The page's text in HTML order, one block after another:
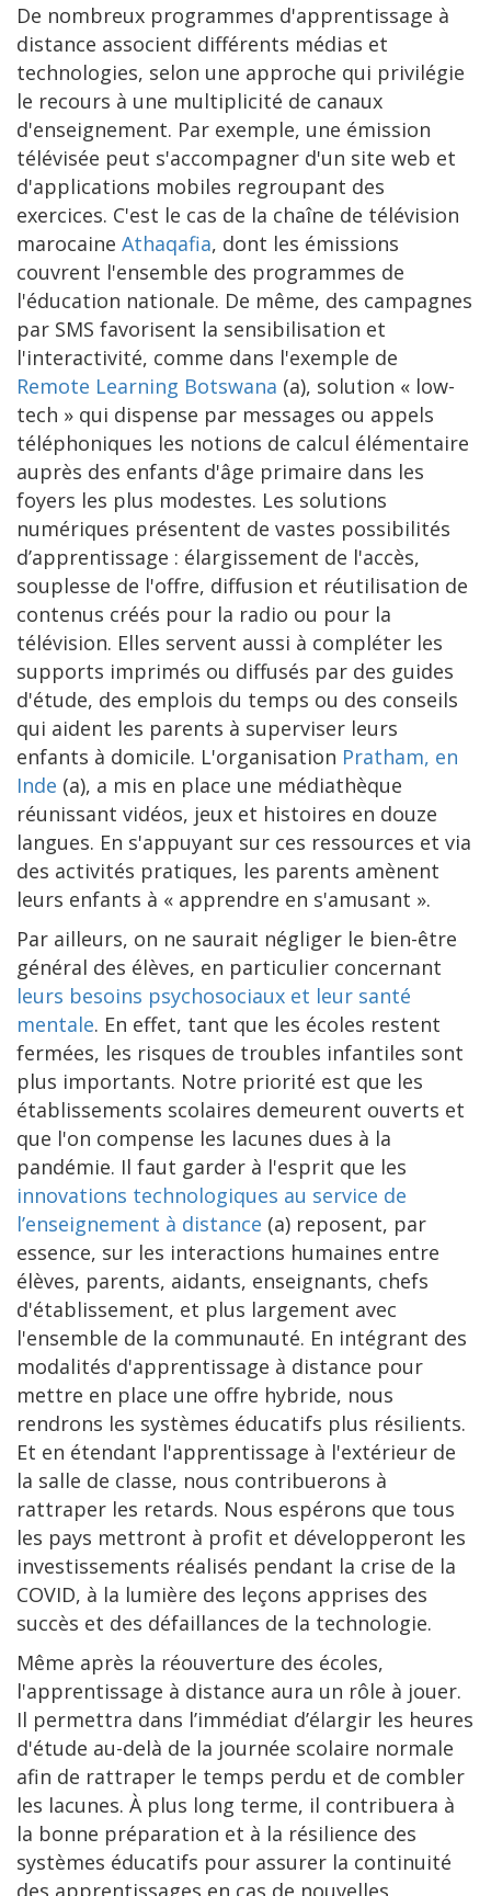
De nombreux programmes d'apprentissage à
distance associent différents médias et
technologies, selon une approche qui privilégie
le recours à une multiplicité de canaux
d'enseignement. Par exemple, une émission
télévisée peut s'accompagner d'un site web et
d'applications mobiles regroupant des
exercices. C'est le cas de la chaîne de télévision
marocaine Athaqafia, dont les émissions
couvrent l'ensemble des programmes de
l'éducation nationale. De même, des campagnes
par SMS favorisent la sensibilisation et
l'interactivité, comme dans l'exemple de
Remote Learning Botswana (a), solution « low-
tech » qui dispense par messages ou appels
téléphoniques les notions de calcul élémentaire
auprès des enfants d'âge primaire dans les
foyers les plus modestes. Les solutions
numériques présentent de vastes possibilités
d’apprentissage : élargissement de l'accès,
souplesse de l'offre, diffusion et réutilisation de
contenus créés pour la radio ou pour la
télévision. Elles servent aussi à compléter les
supports imprimés ou diffusés par des guides
d'étude, des emplois du temps ou des conseils
qui aident les parents à superviser leurs
enfants à domicile. L'organisation Pratham, en
Inde (a), a mis en place une médiathèque
réunissant vidéos, jeux et histoires en douze
langues. En s'appuyant sur ces ressources et via
des activités pratiques, les parents amènent
leurs enfants à « apprendre en s'amusant ».
Par ailleurs, on ne saurait négliger le bien-être
général des élèves, en particulier concernant
leurs besoins psychosociaux et leur santé
mentale. En effet, tant que les écoles restent
fermées, les risques de troubles infantiles sont
plus importants. Notre priorité est que les
établissements scolaires demeurent ouverts et
que l'on compense les lacunes dues à la
pandémie. Il faut garder à l'esprit que les
innovations technologiques au service de
l’enseignement à distance (a) reposent, par
essence, sur les interactions humaines entre
élèves, parents, aidants, enseignants, chefs
d'établissement, et plus largement avec
l'ensemble de la communauté. En intégrant des
modalités d'apprentissage à distance pour
mettre en place une offre hybride, nous
rendrons les systèmes éducatifs plus résilients.
Et en étendant l'apprentissage à l'extérieur de
la salle de classe, nous contribuerons à
rattraper les retards. Nous espérons que tous
les pays mettront à profit et développeront les
investissements réalisés pendant la crise de la
COVID, à la lumière des leçons apprises des
succès et des défaillances de la technologie.
Même après la réouverture des écoles,
l'apprentissage à distance aura un rôle à jouer.
Il permettra dans l’immédiat d’élargir les heures
d'étude au-delà de la journée scolaire normale
afin de rattraper le temps perdu et de combler
les lacunes. À plus long terme, il contribuera à
la bonne préparation et à la résilience des
systèmes éducatifs pour assurer la continuité
des apprentissages en cas de nouvelles